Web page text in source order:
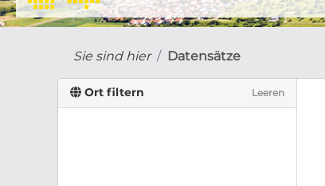
Sie sind hier Datensätze
Ort filtern Leeren